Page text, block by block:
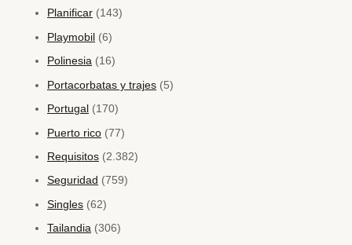
Planificar (143)
Playmobil (6)
Polinesia (16)
Portacorbatas y trajes (5)
Portugal (170)
Puerto rico (77)
Requisitos (2.382)
Seguridad (759)
Singles (62)
Tailandia (306)